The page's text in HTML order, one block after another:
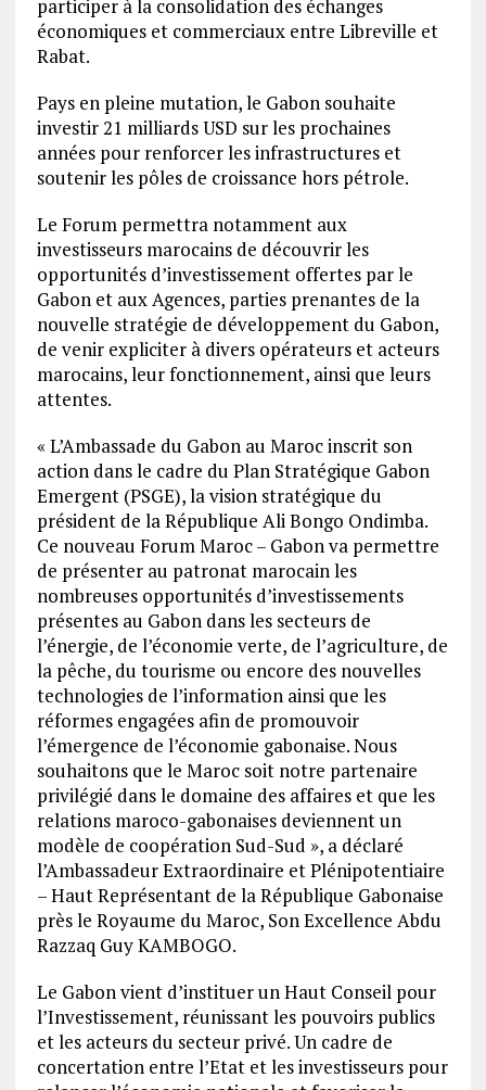
participer à la consolidation des échanges
économiques et commerciaux entre Libreville et
Rabat.
Pays en pleine mutation, le Gabon souhaite
investir 21 milliards USD sur les prochaines
années pour renforcer les infrastructures et
soutenir les pôles de croissance hors pétrole.
Le Forum permettra notamment aux
investisseurs marocains de découvrir les
opportunités d’investissement offertes par le
Gabon et aux Agences, parties prenantes de la
nouvelle stratégie de développement du Gabon,
de venir expliciter à divers opérateurs et acteurs
marocains, leur fonctionnement, ainsi que leurs
attentes.
« L’Ambassade du Gabon au Maroc inscrit son
action dans le cadre du Plan Stratégique Gabon
Emergent (PSGE), la vision stratégique du
président de la République Ali Bongo Ondimba.
Ce nouveau Forum Maroc – Gabon va permettre
de présenter au patronat marocain les
nombreuses opportunités d’investissements
présentes au Gabon dans les secteurs de
l’énergie, de l’économie verte, de l’agriculture, de
la pêche, du tourisme ou encore des nouvelles
technologies de l’information ainsi que les
réformes engagées afin de promouvoir
l’émergence de l’économie gabonaise. Nous
souhaitons que le Maroc soit notre partenaire
privilégié dans le domaine des affaires et que les
relations maroco-gabonaises deviennent un
modèle de coopération Sud-Sud », a déclaré
l’Ambassadeur Extraordinaire et Plénipotentiaire
– Haut Représentant de la République Gabonaise
près le Royaume du Maroc, Son Excellence Abdu
Razzaq Guy KAMBOGO.
Le Gabon vient d’instituer un Haut Conseil pour
l’Investissement, réunissant les pouvoirs publics
et les acteurs du secteur privé. Un cadre de
concertation entre l’Etat et les investisseurs pour